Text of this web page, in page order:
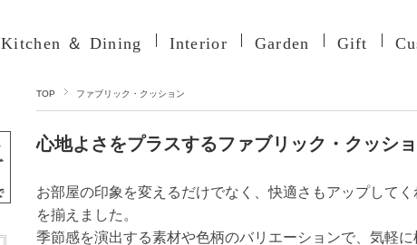
Kitchen ＆ Dining Interior Garden Gift
TOP ファブリック・クッション
心地よさをプラスするファブリック・クッシ
お部屋の印象を変えるだけでなく、快適さもアップして
を揃えました。
季節感を演出する素材や色柄のバリエーションで、気軽に